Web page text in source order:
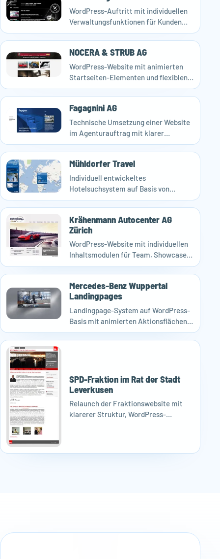
WordPress-Auftritt mit individuellen
Verwaltungsfunktionen für Kunden
und Referenzen.
NOCERA & STRUB AG
WordPress-Website mit animierten
Startseiten-Elementen und flexiblen
Unterseiten.
Fagagnini AG
Technische Umsetzung einer Website
im Agenturauftrag mit klarer
Nutzerführung und individuellen
Details.
Mühldorfer Travel
Individuell entwickeltes
Hotelsuchsystem auf Basis von
WordPress und Google Maps API.
Krähenmann Autocenter AG
Zürich
WordPress-Website mit individuellen
Inhaltsmodulen für Team, Showcase
und Slideshow.
Mercedes-Benz Wuppertal
Landingpages
Landingpage-System auf WordPress-
Basis mit animierten Aktionsflächen
und interaktiven Elementen.
SPD-Fraktion im Rat der Stadt
Leverkusen
Relaunch der Fraktionswebsite mit
klarerer Struktur, WordPress-